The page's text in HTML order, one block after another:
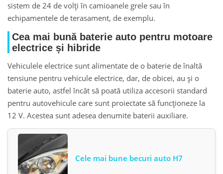
sistem de 24 de volți în camioanele grele sau în
echipamentele de terasament, de exemplu.
Cea mai bună baterie auto pentru motoare
electrice și hibride
Vehiculele electrice sunt alimentate de o baterie de înaltă
tensiune pentru vehicule electrice, dar, de obicei, au și o
baterie auto, astfel încât să poată utiliza accesorii standard
pentru autovehicule care sunt proiectate să funcționeze la
12 V. Acestea sunt adesea denumite baterii auxiliare.
Cele mai bune becuri auto H7